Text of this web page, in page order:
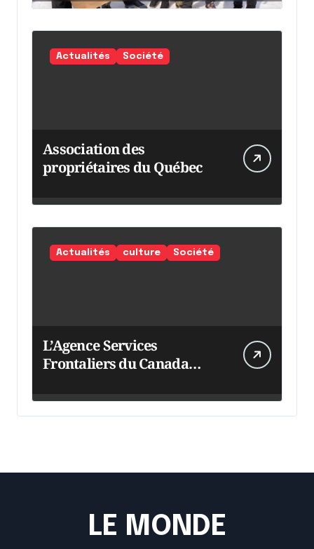
Actualités Société
Association des
propriétaires du Québec
Actualités culture Société
L’Agence Services
Frontaliers du Canada
LE MONDE